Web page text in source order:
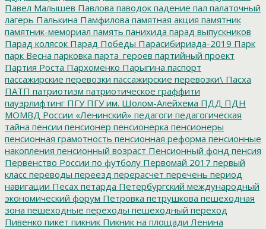
Павел Малышев Павлова паводок падение пал палаточный
лагерь Палькина Памфилова памятная акция памятник
памятник-мемориал память панихида парад выпускников
Парад колясок Парад Победы Парасибириада-2019 Парк
парк Весна парковка парта_героев партийный проект
Партия Роста Пархоменко Парыгина паспорт
пассажирские перевозки пассажирские перевозки\ Пасха
ПАТП патриотизм патриотическое граффити
пауэрлифтинг ПГУПГУ им. Шолом-Алейхема ПДД ПДН
МОМВД России «Ленинский» педагоги педагогическая
тайна пенсии пенсионер пенсионерка пенсионеры
пенсионная грамотность пенсионная реформа пенсионные
накопления пенсионный возраст Пенсионный фонд пенсия
Первенство России по футболу Первомай 2017 первый
класс переводы переезд перерасчет перечень период
навигации Песах петарда Петербургский международный
экономический форум Петровка петрушкова пешеходная
зона пешеходные переходы пешеходный переход
Пивенко пикет пикник Пикник на площади Ленина